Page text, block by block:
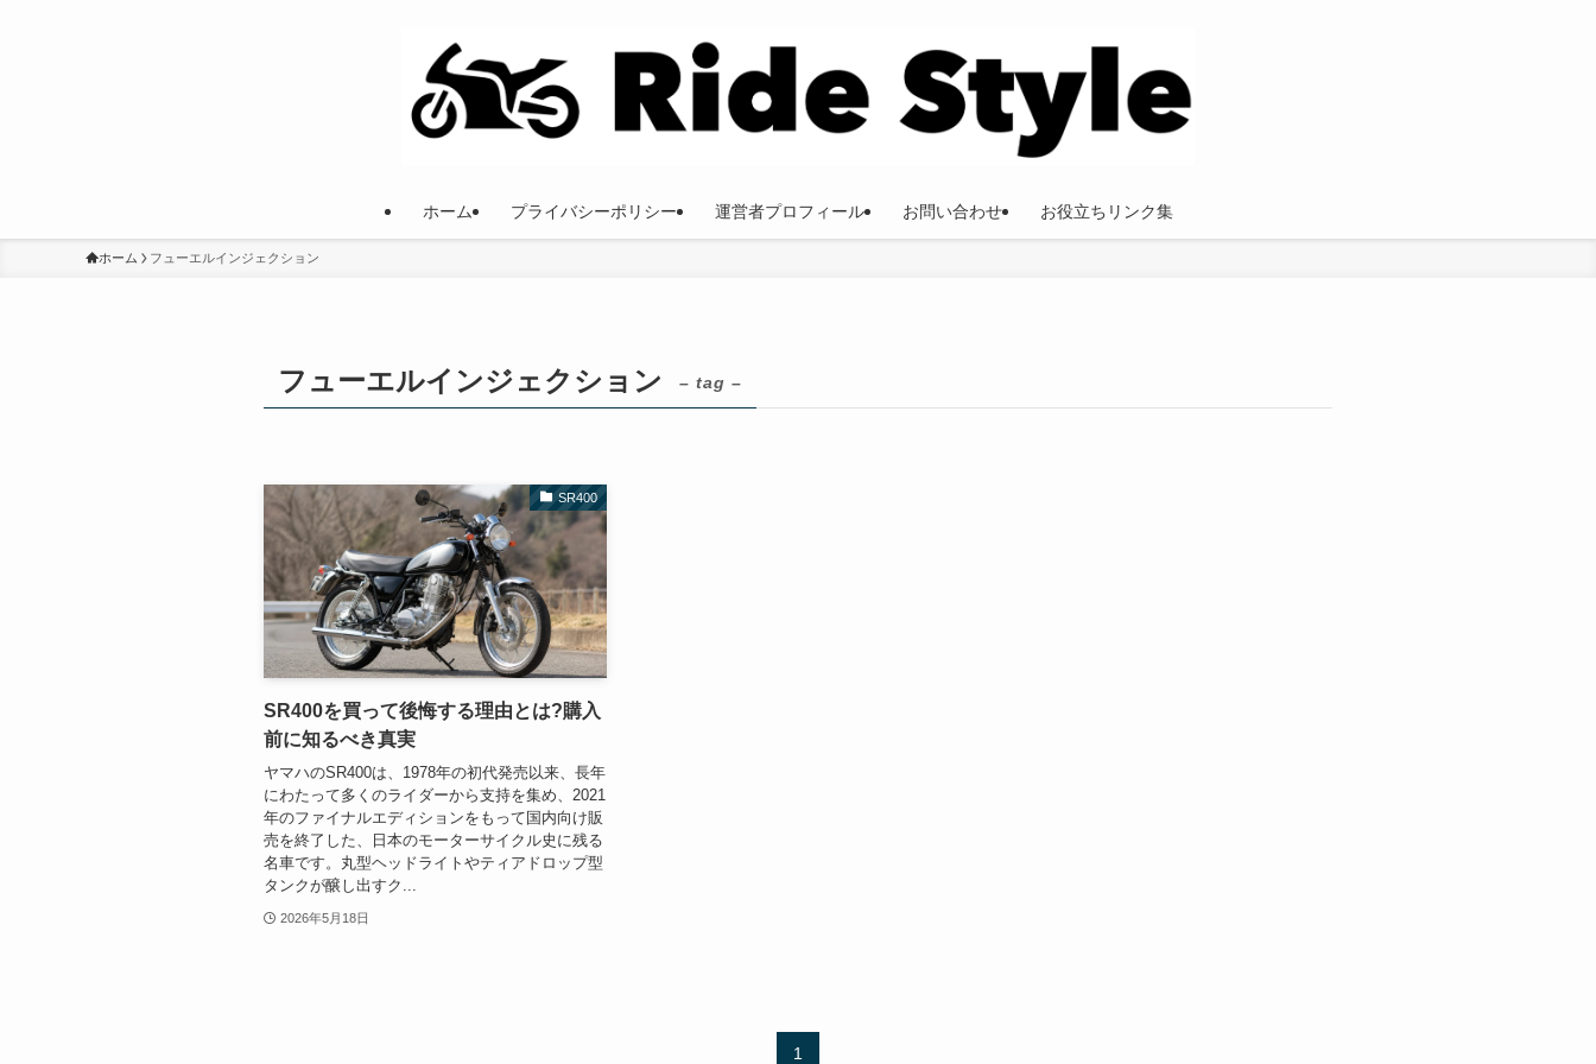
ホーム プライバシーポリシー 運営者プロフィール お問い合わせ お役立ちリンク集
ホーム フューエルインジェクション
フューエルインジェクション – tag –
SR400
SR400を買って後悔する理由とは?購入
前に知るべき真実
ヤマハのSR400は、1978年の初代発売以来、長年
にわたって多くのライダーから支持を集め、2021
年のファイナルエディションをもって国内向け販
売を終了した、日本のモーターサイクル史に残る
名車です。丸型ヘッドライトやティアドロップ型
タンクが醸し出すク...
2026年5月18日
1